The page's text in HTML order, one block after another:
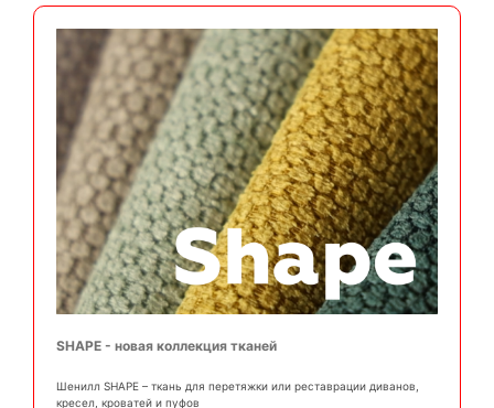
SHAPE - новая коллекция тканей
Шенилл SHAPE – ткань для перетяжки или реставрации диванов,
кресел, кроватей и пуфов